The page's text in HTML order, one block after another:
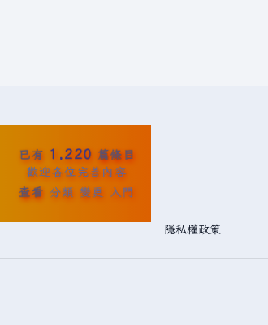
已有 1,220 篇條目
歡迎各位完善內容
查看 分類 變更 入門
隱私權政策